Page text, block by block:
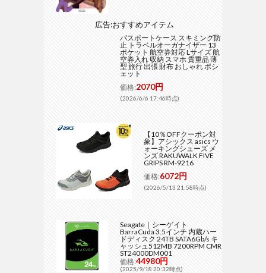
広告:おすすめアイテム
パスポートケース スキミング防
止 トラベルオーガナイザー 13
ポケット 航空券対応 Lサイズ 航
空券入れ 収納 スマホ 貴重品 薄
型 旅行 出張 財布 おしゃれ ポシ
ェット
価格:2070円
(2026/6/6 17:46時点)
【10％OFFクーポン対
象】アシックス asics ウ
ォーキングシューズ メ
ンズ RAKUWALK FIVE
GRIPS RM-9216
価格:6072円
(2026/5/13 21:58時点)
Seagate｜シーゲイト
BarraCuda 3.5インチ 内蔵ハー
ドディスク 24TB SATA6Gb/s キ
ャッシュ512MB 7200RPM CMR
ST24000DM001
価格:44980円
(2025/9/18 20:32時点)